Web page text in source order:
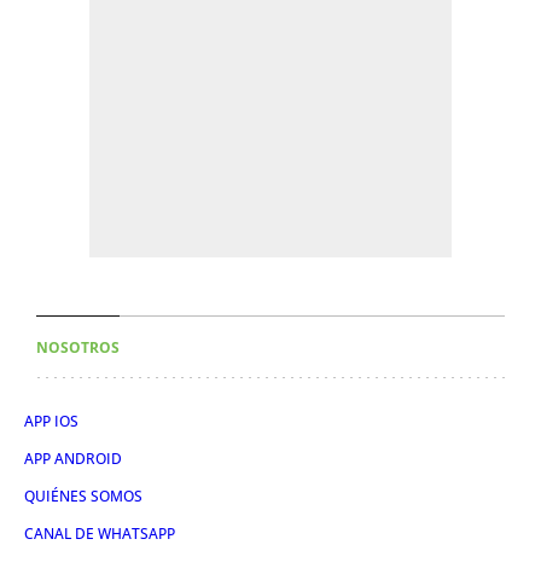
NOSOTROS
APP IOS
APP ANDROID
QUIÉNES SOMOS
CANAL DE WHATSAPP